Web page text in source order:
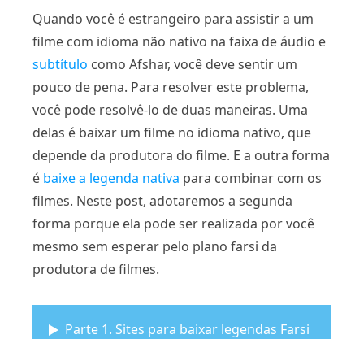
Quando você é estrangeiro para assistir a um
filme com idioma não nativo na faixa de áudio e
subtítulo como Afshar, você deve sentir um
pouco de pena. Para resolver este problema,
você pode resolvê-lo de duas maneiras. Uma
delas é baixar um filme no idioma nativo, que
depende da produtora do filme. E a outra forma
é baixe a legenda nativa para combinar com os
filmes. Neste post, adotaremos a segunda
forma porque ela pode ser realizada por você
mesmo sem esperar pelo plano farsi da
produtora de filmes.
Parte 1. Sites para baixar legendas Farsi